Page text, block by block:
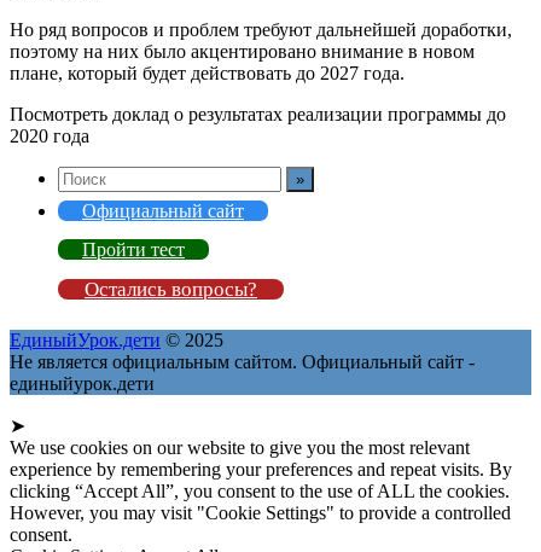
Но ряд вопросов и проблем требуют дальнейшей доработки,
поэтому на них было акцентировано внимание в новом
плане, который будет действовать до 2027 года.
Посмотреть доклад о результатах реализации программы до
2020 года
Официальный сайт
Пройти тест
Остались вопросы?
ЕдиныйУрок.дети © 2025
Не является официальным сайтом. Официальный сайт -
единыйурок.дети
➤
We use cookies on our website to give you the most relevant
experience by remembering your preferences and repeat visits. By
clicking “Accept All”, you consent to the use of ALL the cookies.
However, you may visit "Cookie Settings" to provide a controlled
consent.